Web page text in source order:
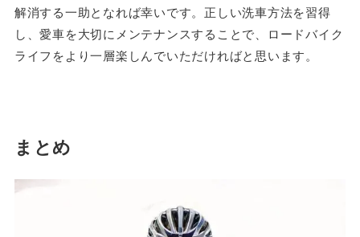
解消する一助となれば幸いです。正しい洗車方法を習得
し、愛車を大切にメンテナンスすることで、ロードバイク
ライフをより一層楽しんでいただければと思います。
まとめ